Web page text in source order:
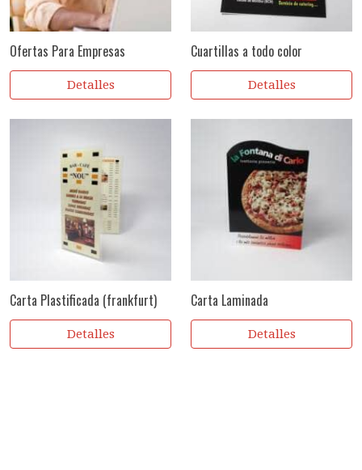
Ofertas Para Empresas
Detalles
Cuartillas a todo color
Detalles
Carta Plastificada (frankfurt)
Detalles
Carta Laminada
Detalles